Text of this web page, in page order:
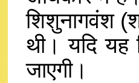
शिशुनागवंश
थी। यदि यह
जाएगी।